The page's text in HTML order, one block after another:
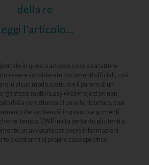
della re
l'articolo...
in questo articolo sono a carattere
essere considerate documenti ufficiali, così
in alcun modo sostituire il parere di un
gli stessi motivi Easy Web Project Srl non
della correttezza di quanto riportato, così
dei contenuti, in quanto argomenti
nel tempo. EWP invita pertanto gli utenti a
un avvocato per avere informazioni
e conformi al proprio caso specifico.